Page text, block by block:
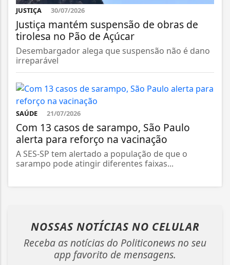
JUSTIÇA 30/07/2026
Justiça mantém suspensão de obras de
tirolesa no Pão de Açúcar
Desembargador alega que suspensão não é dano
irreparável
SAÚDE 21/07/2026
Com 13 casos de sarampo, São Paulo
alerta para reforço na vacinação
A SES-SP tem alertado a população de que o
sarampo pode atingir diferentes faixas...
NOSSAS NOTÍCIAS NO CELULAR
Receba as notícias do Politiconews no seu
app favorito de mensagens.